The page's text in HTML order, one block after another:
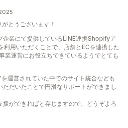
とうございます！
企業にて提供しているLINE連携Shopifyア
利用いただくことで、店舗とECを連携した
業運営にお役立ちできているようでとても
運営されていた中でのサイト統合なども
だいたことで円滑なサポートができまし
ができればと存じますので、どうぞよろ